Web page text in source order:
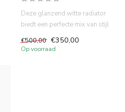
Deze glanzend witte radiator
biedt een perfecte mix van stijl
en functionaliteit...
€500,00 €350,00
Op voorraad